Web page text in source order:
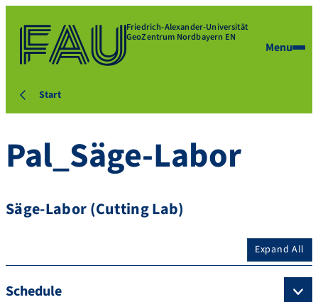
Friedrich-Alexander-Universität
GeoZentrum Nordbayern EN
Menu
Start
Pal_Säge-Labor
Säge-Labor (Cutting Lab)
Expand All
Schedule